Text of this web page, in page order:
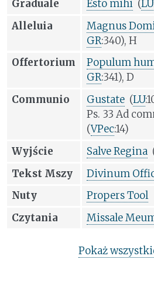
Graduale
Esto mihi (LU
Alleluia
Magnus
GR:340), H
Offertorium
Populum
GR:341), D
Communio
Gustate (LU
Ps. 33 Ad
(VPec:14)
Wyjście
Salve Regina
Tekst Mszy
Divinum
Nuty
Propers Tool
Czytania
Missale
Pokaż